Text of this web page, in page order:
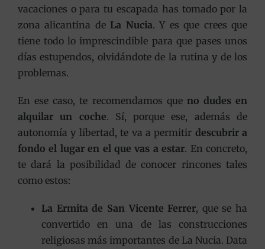
vacaciones o para tu escapada has tomado por la
zona alicantina de La Nucia. Y es que crees que
tiene todo lo imprescindible para que pases unos
días estupendos, olvidándote de la rutina y de los
problemas.
En ese caso, te recomendamos que no dudes en
alquilar un coche. Sí, porque ese, además de
autonomía y libertad, te va a permitir descubrir a
fondo el lugar en el que vas a estar. En concreto,
te dará la posibilidad de conocer rincones tales
como estos:
La Ermita de San Vicente Ferrer, que se ha
convertido en una de las construcciones
religiosas más importantes de La Nucia. Data